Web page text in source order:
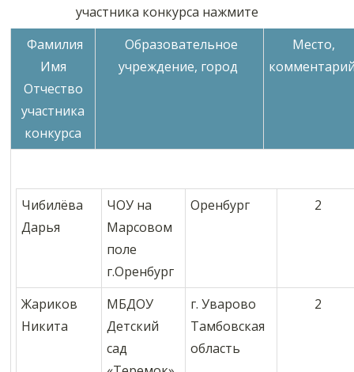
участника конкурса нажмите
Фамилия
Имя
Отчество
участника
конкурса
Образовательное
учреждение, город
Место,
Чибилёва
Дарья
ЧОУ на
Марсовом
поле
г.Оренбург
Оренбург 2
Жариков
Никита
МБДОУ
Детский
сад
г. Уварово
Тамбовская
область
2